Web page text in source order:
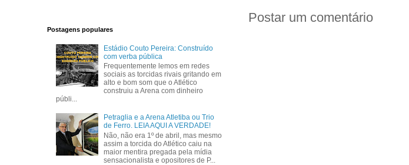
Postar um comentário
Postagens populares
Estádio Couto Pereira: Construído
com verba pública
Frequentemente lemos em redes
sociais as torcidas rivais gritando em
alto e bom som que o Atlético
construiu a Arena com dinheiro
públi...
Petraglia e a Arena Atletiba ou Trio
de Ferro. LEIA AQUI A VERDADE!
Não, não era 1º de abril, mas mesmo
assim a torcida do Atlético caiu na
maior mentira pregada pela mídia
sensacionalista e opositores de P...